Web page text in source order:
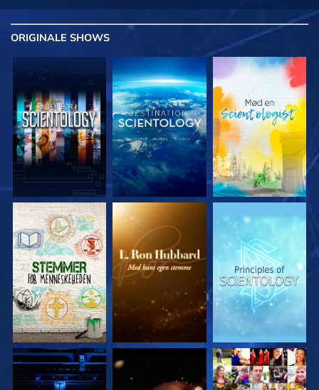
ORIGINALE SHOWS
UDFORSK SERIEN UDFORSK SERIEN UDFORSK SERIEN